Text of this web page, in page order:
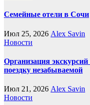
Семейные отели в Сочи
Июл 25, 2026 Alex Savin
Новости
Организация
поездку незабываемой
Июл 21, 2026 Alex Savin
Новости